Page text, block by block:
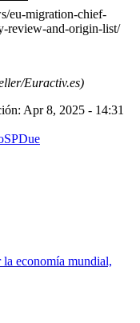
eu-migration-chief-
review-and-origin-list/
Euractiv.es)
Apr 8, 2025 - 14:31
SPDue
economía mundial,